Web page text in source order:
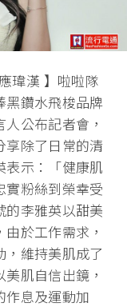
瑋漢 】啦啦隊
黑鑽水飛梭品牌
公布記者會，
享除了日常的清
表示：「健康肌
實粉絲到榮幸受
的李雅英以甜美
於工作需求，
維持美肌成了
肌自信出鏡，
作息及運動加